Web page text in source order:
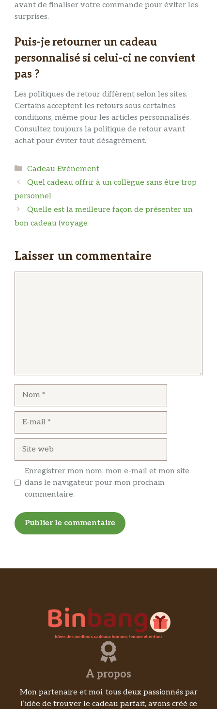
avant de finaliser votre commande pour éviter les
surprises.
Puis-je retourner un cadeau
personnalisé si celui-ci ne convient
pas ?
Les politiques de retour diffèrent selon les sites.
Certains acceptent les retours sous certaines
conditions, même pour les articles personnalisés.
Consultez toujours la politique de retour avant
achat pour éviter tout désagrément.
Catégories
Cadeau Evénement
Quel cadeau offrir à un collègue sans être trop
personnel
Quelle est la meilleure façon de présenter un
bon cadeau (voyage
Laisser un commentaire
Enregistrer mon nom, mon e-mail et mon site
dans le navigateur pour mon prochain
commentaire.
A propos
Mon partenaire et moi, tous deux passionnés par
l’idée de trouver le cadeau parfait, avons créé ce